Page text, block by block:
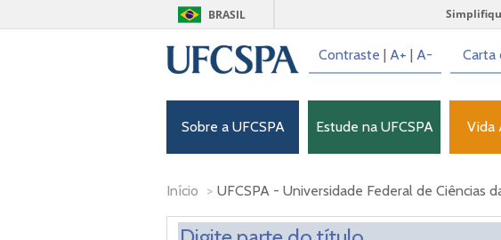
BRASIL
Contraste | A+ | A- Carta
Sobre a UFCSPA Estude na UFCSPA Vida
Início > UFCSPA - Universidade Federal de Ciências